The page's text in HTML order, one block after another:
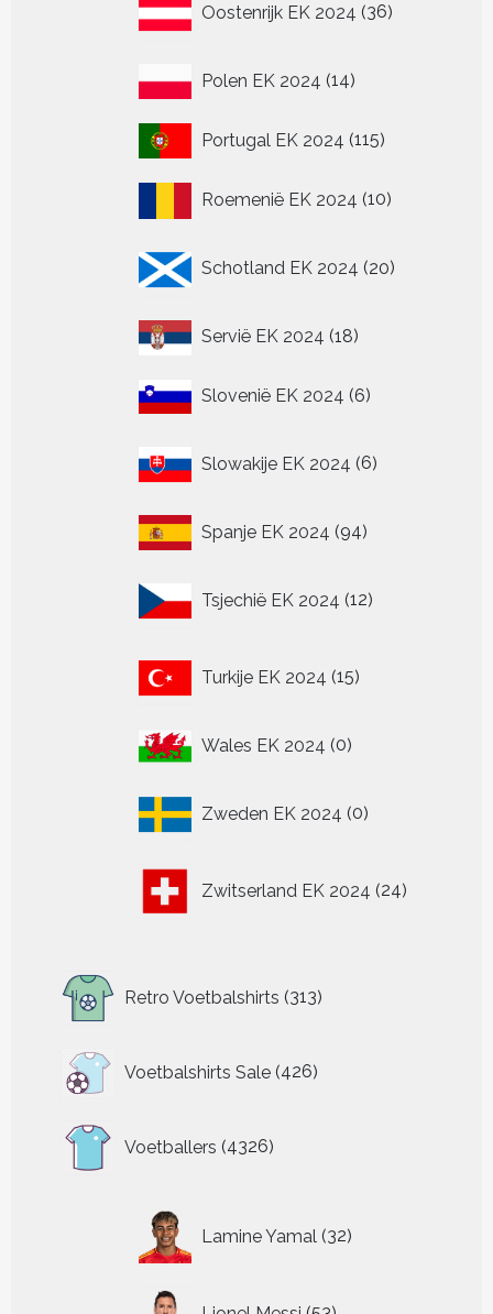
Oostenrijk EK 2024 36
producten
Polen EK 2024 1414
Portugal EK 2024 115115
Roemenië EK 2024 1010
Schotland EK 2024 20
producten
Servië EK 2024 1818
Slovenië EK 2024 66
Slowakije EK 2024 6
producten
Spanje EK 2024 9494
Tsjechië EK 2024 12
producten
Turkije EK 2024 15
producten
Wales EK 2024 00
Zweden EK 2024 0
producten
Zwitserland EK 2024 24
producten
Retro Voetbalshirts 313
producten
Voetbalshirts Sale 426
426
producten
Voetballers 4326
producten
Lamine Yamal 32
producten